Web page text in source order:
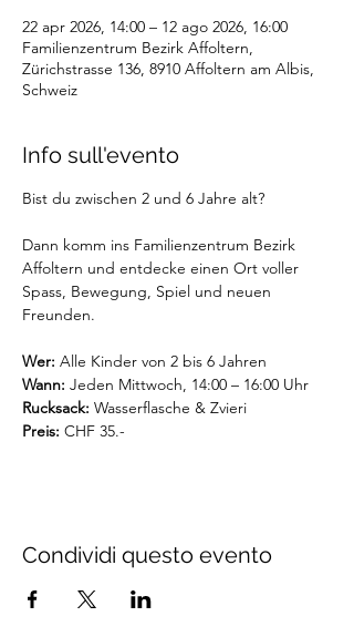
22 apr 2026, 14:00 – 12 ago 2026, 16:00
Familienzentrum Bezirk Affoltern,
Zürichstrasse 136, 8910 Affoltern am Albis,
Schweiz
Info sull'evento
Bist du zwischen 2 und 6 Jahre alt?
Dann komm ins Familienzentrum Bezirk
Affoltern und entdecke einen Ort voller
Spass, Bewegung, Spiel und neuen
Freunden.
Wer: Alle Kinder von 2 bis 6 Jahren
Wann: Jeden Mittwoch, 14:00 – 16:00 Uhr
Rucksack: Wasserflasche & Zvieri
Preis: CHF 35.-
Condividi questo evento